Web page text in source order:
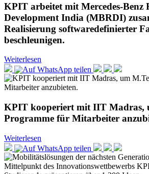
KPIT arbeitet mit Mercedes-Benz
Development India (MBRDI)
Realisierung softwaredefinierter
beschleunigen.
Weiterlesen
KPIT kooperiert mit IIT Madras,
Programme für Mitarbeiter
Weiterlesen